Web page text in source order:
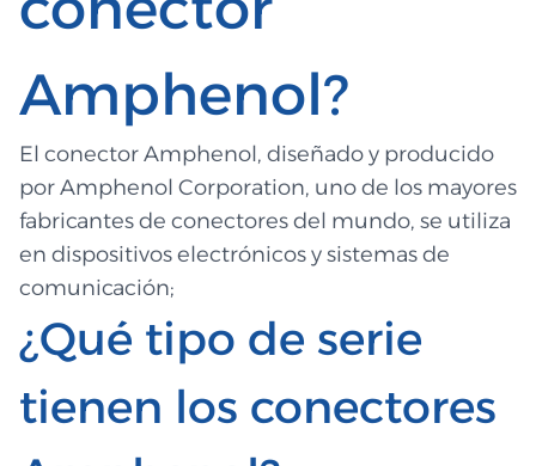
Amphenol?
El conector Amphenol, diseñado y producido
por Amphenol Corporation, uno de los mayores
fabricantes de conectores del mundo, se utiliza
en dispositivos electrónicos y sistemas de
comunicación;
¿Qué tipo de serie
tienen los conectores